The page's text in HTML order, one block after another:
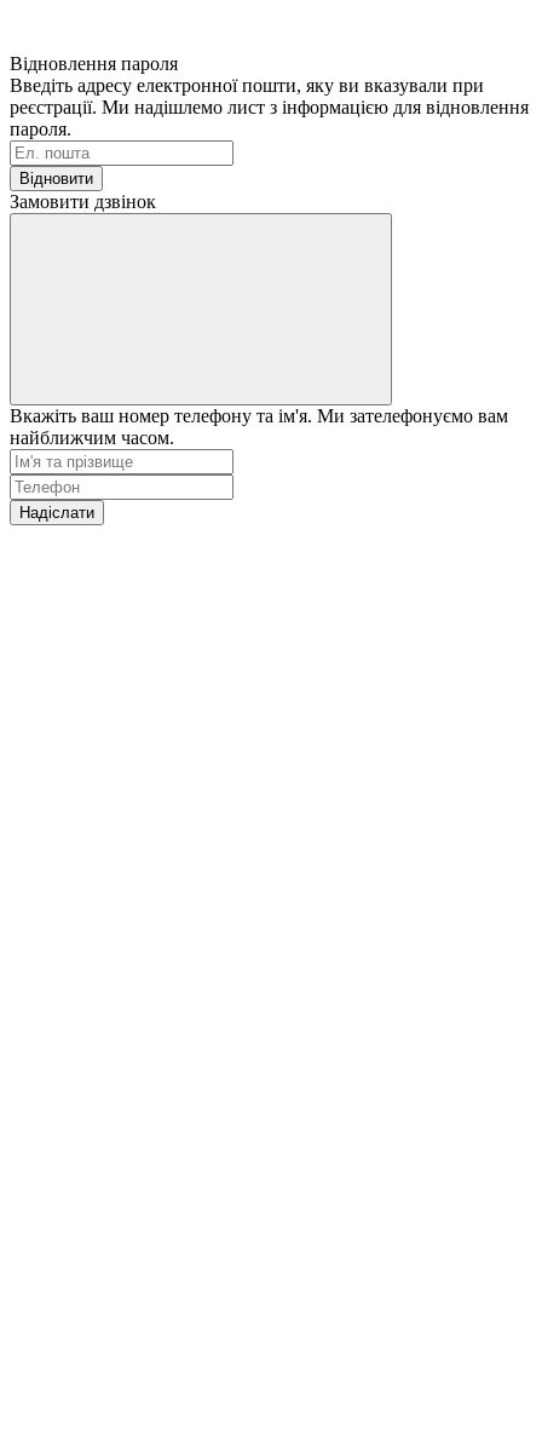
Відновлення пароля
Введіть адресу електронної пошти, яку ви вказували при
реєстрації. Ми надішлемо лист з інформацією для відновлення
пароля.
Відновити
Замовити дзвінок
Вкажіть ваш номер телефону та ім'я. Ми зателефонуємо вам
найближчим часом.
Надіслати